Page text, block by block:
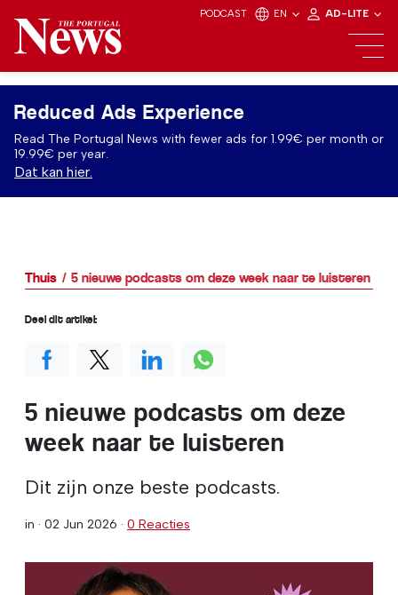
PODCAST EN AD-LITE
Reduced Ads Experience
Read The Portugal News with fewer ads for 1.99€ per month or
19.99€ per year.
Dat kan hier.
Thuis 5 nieuwe podcasts om deze week naar te luisteren
5 nieuwe podcasts om deze
week naar te luisteren
Dit zijn onze beste podcasts.
in · 02 Jun 2026 · 0 Reacties
Deel dit artikel: